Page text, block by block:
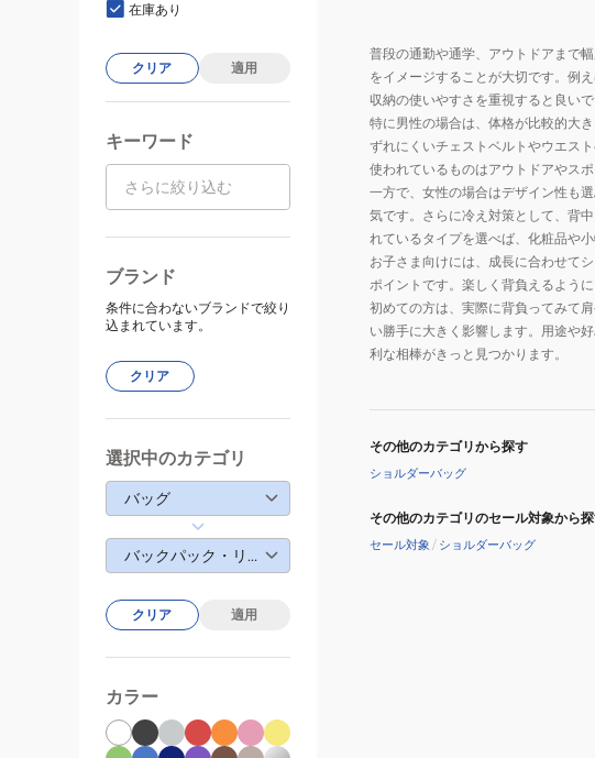
普段の通勤や通学、アウトドアまで
をイメージすることが大切です。例
収納の使いやすさを重視すると良いで
特に男性の場合は、体格が比較的大
ずれにくいチェストベルトやウエス
使われているものはアウトドアやス
一方で、女性の場合はデザイン性も
気です。さらに冷え対策として、背
れているタイプを選べば、化粧品や
お子さま向けには、成長に合わせて
ポイントです。楽しく背負えるよう
初めての方は、実際に背負ってみて
い勝手に大きく影響します。用途や
利な相棒がきっと見つかります。
その他のカテゴリから探す
ショルダーバッグ
その他のカテゴリのセール対象から
セール対象 / ショルダーバッグ
在庫あり
クリア 適用
キーワード
ブランド
条件に合わないブランドで絞り
込まれています。
クリア
選択中のカテゴリ
バッグ
バックパック・リュック
クリア 適用
カラー